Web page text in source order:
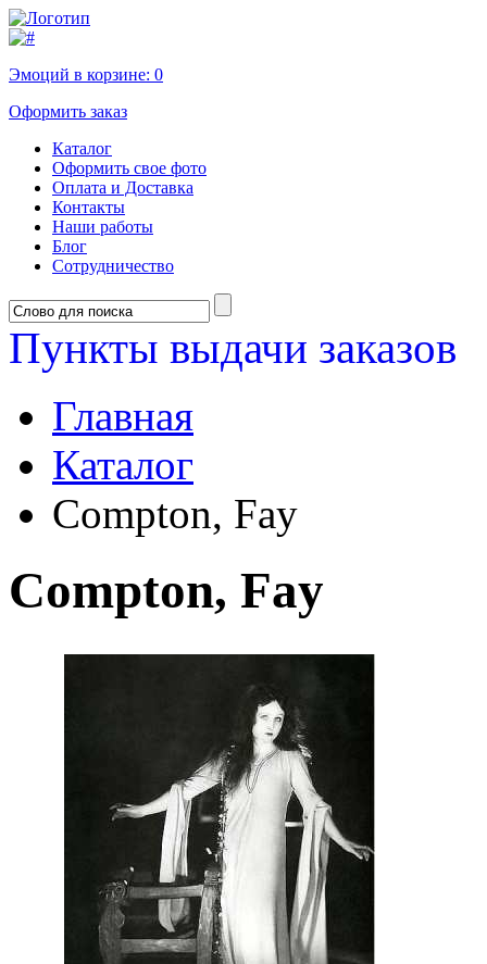
Эмоций в корзине: 0
Оформить заказ
Каталог
Оформить свое фото
Оплата и Доставка
Контакты
Наши работы
Блог
Сотрудничество
Пункты выдачи заказов
Главная
Каталог
Compton, Fay
Compton, Fay